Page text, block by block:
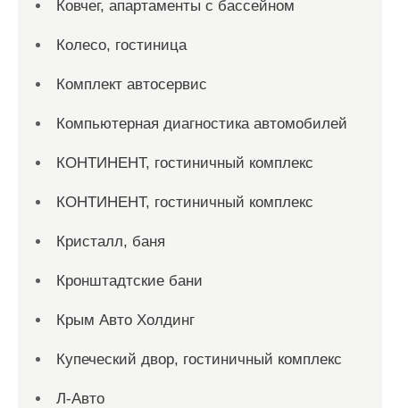
Ковчег, апартаменты с бассейном
Колесо, гостиница
Комплект автосервис
Компьютерная диагностика автомобилей
КОНТИНЕНТ, гостиничный комплекс
КОНТИНЕНТ, гостиничный комплекс
Кристалл, баня
Кронштадтские бани
Крым Авто Холдинг
Купеческий двор, гостиничный комплекс
Л-Авто